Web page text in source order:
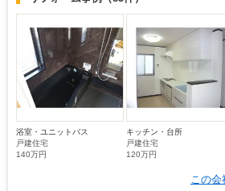
浴室・ユニットバス
戸建住宅
140万円
キッチン・台所
戸建住宅
120万円
この